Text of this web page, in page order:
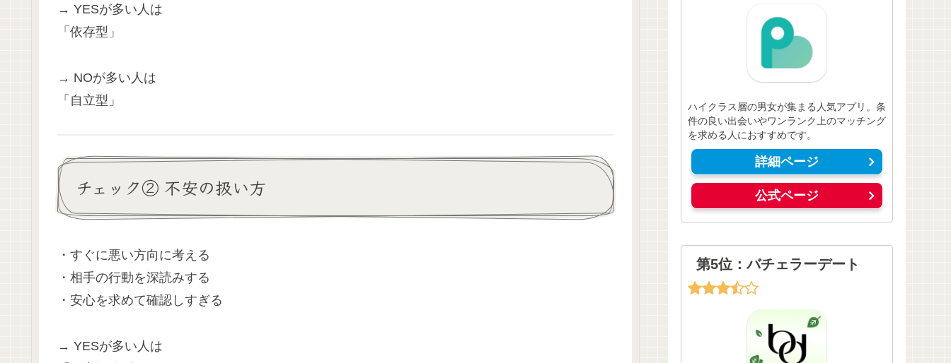
→ YESが多い人は
「依存型」
→ NOが多い人は
「自立型」
チェック② 不安の扱い方
・すぐに悪い方向に考える
・相手の行動を深読みする
・安心を求めて確認しすぎる
→ YESが多い人は
ハイクラス層の男女が集まる人気アプリ。条
件の良い出会いやワンランク上のマッチング
を求める人におすすめです。
詳細ページ
公式ページ
第5位：バチェラーデート